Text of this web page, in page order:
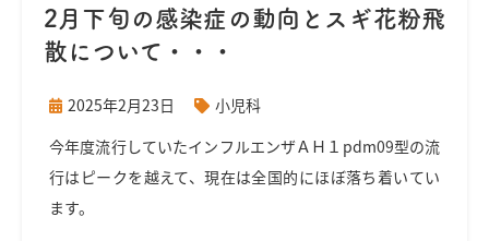
2月下旬の感染症の動向とスギ花粉飛
散について・・・
2025年2月23日
小児科
今年度流行していたインフルエンザＡＨ１pdm09型の流
行はピークを越えて、現在は全国的にほぼ落ち着いてい
ます。